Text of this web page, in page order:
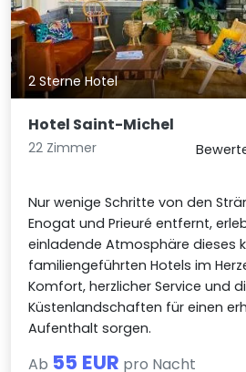
2 Sterne Hotel
Hotel Saint-Michel
22 Zimmer
Nur wenige Schritte von den
Enogat und Prieuré entfernt,
einladende Atmosphäre dieses
familiengeführten Hotels im
Komfort, herzlicher Service und
Küstenlandschaften für einen
Aufenthalt sorgen.
Ab 55 EUR pro Nacht